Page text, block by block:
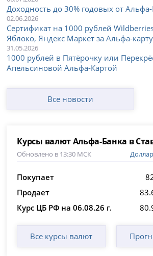
Доходность до 30% годовых от
02.06.2026
Сертификат на 1000 рублей
Яблоко, Яндекс Маркет за Альфа-карту
31.05.2026
1000 рублей в Пятёрочку или
Апельсиновой Альфа-Картой
Все новости
Курсы валют Альфа-Банка в
Обновлено в 13:30 МСК
Покупает
Продает
Курс ЦБ РФ на 06.08.26 г.
Все курсы валют